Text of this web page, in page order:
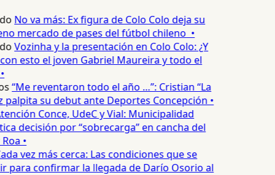
No va más: Ex figura de Colo Colo deja su
mercado de pases del fútbol chileno •
Vozinha y la presentación en Colo Colo: ¿Y
esto el joven Gabriel Maureira y todo el
“Me reventaron todo el año …”: Cristian “La
palpita su debut ante Deportes Concepción •
Conce, UdeC y Vial: Municipalidad
decisión por “sobrecarga” en cancha del
•
vez más cerca: Las condiciones que se
para confirmar la llegada de Darío Osorio al